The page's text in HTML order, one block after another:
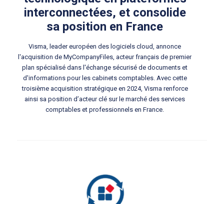
interconnectées, et consolide
sa position en France
Visma, leader européen des logiciels cloud, annonce
l'acquisition de MyCompanyFiles, acteur français de premier
plan spécialisé dans l'échange sécurisé de documents et
d'informations pour les cabinets comptables. Avec cette
troisième acquisition stratégique en 2024, Visma renforce
ainsi sa position d’acteur clé sur le marché des services
comptables et professionnels en France.